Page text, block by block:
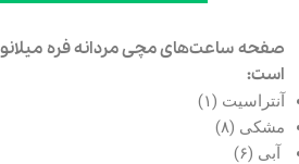
صفحه ساعت‌های مچی مردانه فره میلانو
است:
آنتراسیت (۱)
مشکی (۸)
آبی (۶)